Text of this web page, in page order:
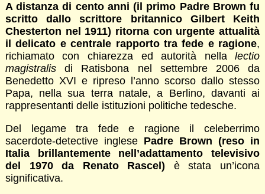
A distanza di cento anni (il primo Padre Brown fu
scritto dallo scrittore britannico Gilbert Keith
Chesterton nel 1911) ritorna con urgente attualità
il delicato e centrale rapporto tra fede e ragione,
richiamato con chiarezza ed autorità nellalectio
magistralisdi Ratisbona nel settembre 2006 da
Benedetto XVI e ripreso l’anno scorso dallo stesso
Papa, nella sua terra natale, a Berlino, davanti ai
rappresentanti delle istituzioni politiche tedesche.
Del legame tra fede e ragione il celeberrimo
sacerdote-detective inglese Padre Brown (reso in
Italia brillantemente nell’adattamento televisivo
del 1970 da Renato Rascel) è stata un’icona
significativa.